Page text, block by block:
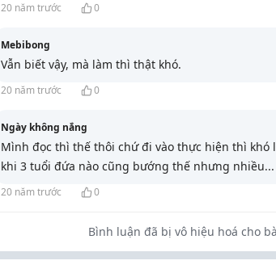
20 năm trước 0
Mebibong
Vẫn biết vậy, mà làm thì thật khó.
20 năm trước 0
Ngày không nắng
Mình đọc thì thế thôi chứ đi vào thực hiện thì khó
khi 3 tuổi đứa nào cũng bướng thế nhưng nhiều...
20 năm trước 0
Bình luận đã bị vô hiệu hoá cho